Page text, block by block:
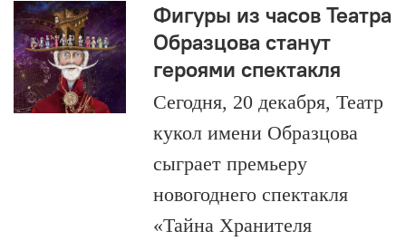
Фигуры из часов Театра
Образцова станут
героями спектакля
Сегодня, 20 декабря, Театр
кукол имени Образцова
сыграет премьеру
новогоднего спектакля
«Тайна Хранителя